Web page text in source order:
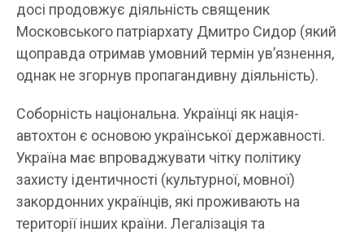
досі продовжує діяльність священик
Московського патріархату Дмитро Сидор (який
щоправда отримав умовний термін ув’язнення,
однак не згорнув пропагандивну діяльність).
Соборність національна. Українці як нація-
автохтон є основою української державності.
Україна має впроваджувати чітку політику
захисту ідентичності (культурної, мовної)
закордонних українців, які проживають на
території інших країни. Легалізація та